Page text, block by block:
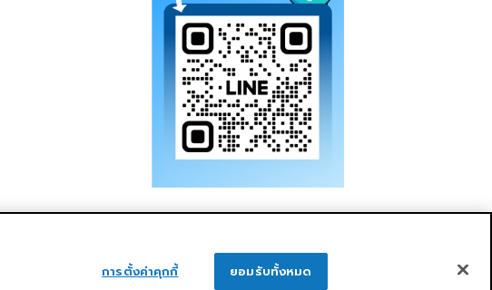
นโยบายการกำกับดูแลกิจการที่ดี
การตั้งค่าคุกกี้ ยอมรับทั้งหมด